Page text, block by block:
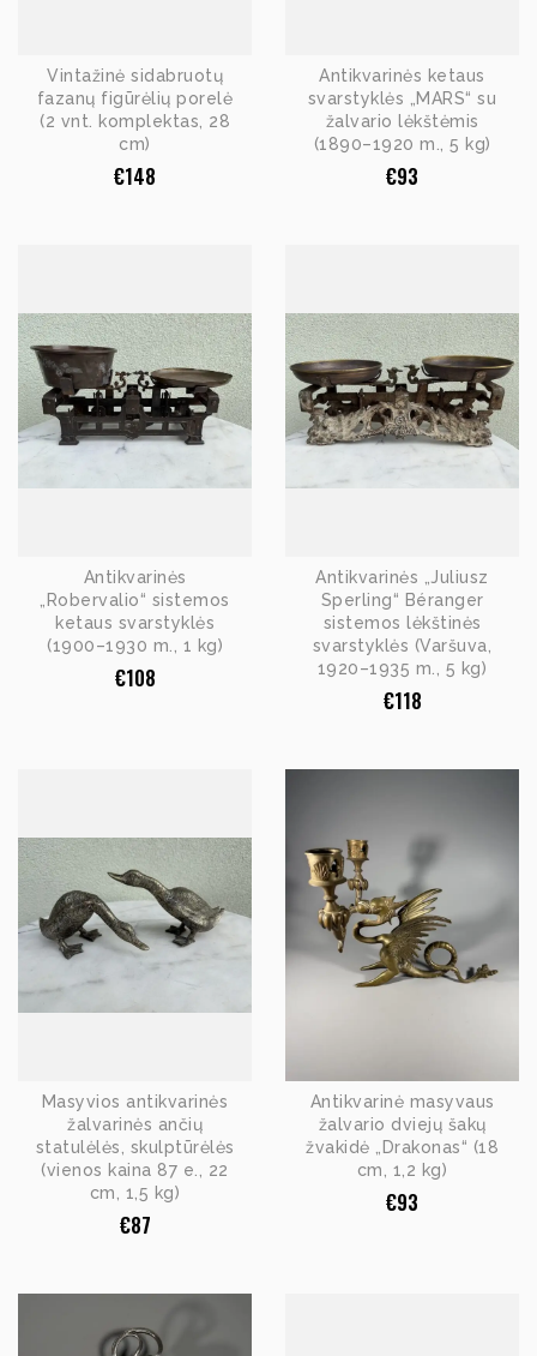
Vintažinė sidabruotų
fazanų figūrėlių porelė
(2 vnt. komplektas, 28
cm)
€148
Antikvarinės ketaus
svarstyklės „MARS“ su
žalvario lėkštėmis
(1890–1920 m., 5 kg)
€93
Antikvarinės
„Robervalio“ sistemos
ketaus svarstyklės
(1900–1930 m., 1 kg)
€108
Antikvarinės „Juliusz
Sperling“ Béranger
sistemos lėkštinės
svarstyklės (Varšuva,
1920–1935 m., 5 kg)
€118
Masyvios antikvarinės
žalvarinės ančių
statulėlės, skulptūrėlės
(vienos kaina 87 e., 22
cm, 1,5 kg)
€87
Antikvarinė masyvaus
žalvario dviejų šakų
žvakidė „Drakonas“ (18
cm, 1,2 kg)
€93